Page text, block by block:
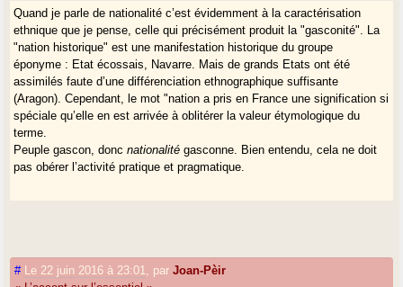
Les grandes villes modernes, lieux d’oubli des liens traditionnels, sont
aussi des lieux de nouvel enracinement. L’appartenance à un lieu
intervient évidemment dans la définition ethnique. L’attrait de certaines
villes peut être décisif : fierté d’être bordelais, hambourgeois, citoyen de
Riga, londonien... Dans ce cas la langue dominante de la société
l’emporte et l’assimilation se fait. Du moins était-ce la situation jusque
vers 1980.
L’assimilation par le travail est un autre moyen d’intégration, mais dans
une société bien structurée, mais en synchronie et individuellement.
La fameuse lignegamba / jamba, castel / chatèu(la ligneCAGA,oui)
est-elle aussi déterminante que le traitement des voyelles finales
Quand je parle de nationalité c’est évidemment à la caractérisation
ethnique que je pense, celle qui précisément produit la "gasconité". La
"nation historique" est une manifestation historique du groupe
éponyme : Etat écossais, Navarre. Mais de grands Etats ont été
assimilés faute d’une différenciation ethnographique suffisante
(Aragon). Cependant, le mot "nation a pris en France une signification si
spéciale qu’elle en est arrivée à oblitérer la valeur étymologique du
terme.
Peuple gascon, doncnationalité gasconne. Bien entendu, cela ne doit
pas obérer l’activité pratique et pragmatique.
# Le 22 juin 2016 à 23:01 parJoan-Pèir